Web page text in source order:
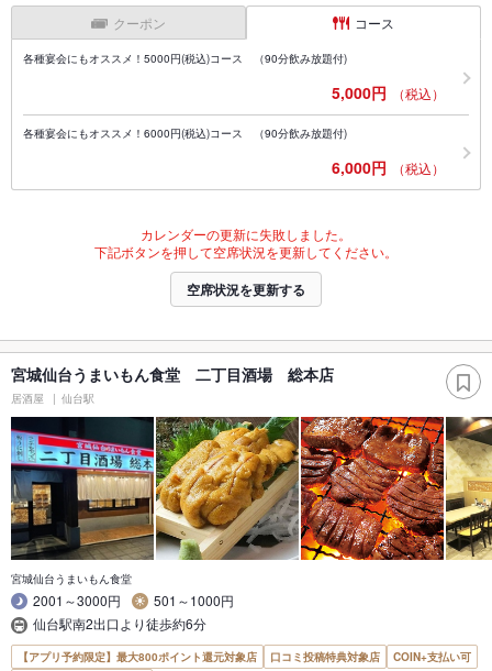
クーポン コース
各種宴会にもオススメ！5000円(税込)コース （90分飲み放題付)
5,000円 （税込）
各種宴会にもオススメ！6000円(税込)コース （90分飲み放題付)
6,000円 （税込）
カレンダーの更新に失敗しました。
下記ボタンを押して空席状況を更新してください。
空席状況を更新する
宮城仙台うまいもん食堂 二丁目酒場 総本店
居酒屋 仙台駅
宮城仙台うまいもん食堂
2001～3000円
501～1000円
仙台駅南2出口より徒歩約6分
【アプリ予約限定】最大800ポイント還元対象店 口コミ投稿特典対象店
COIN+支払い可